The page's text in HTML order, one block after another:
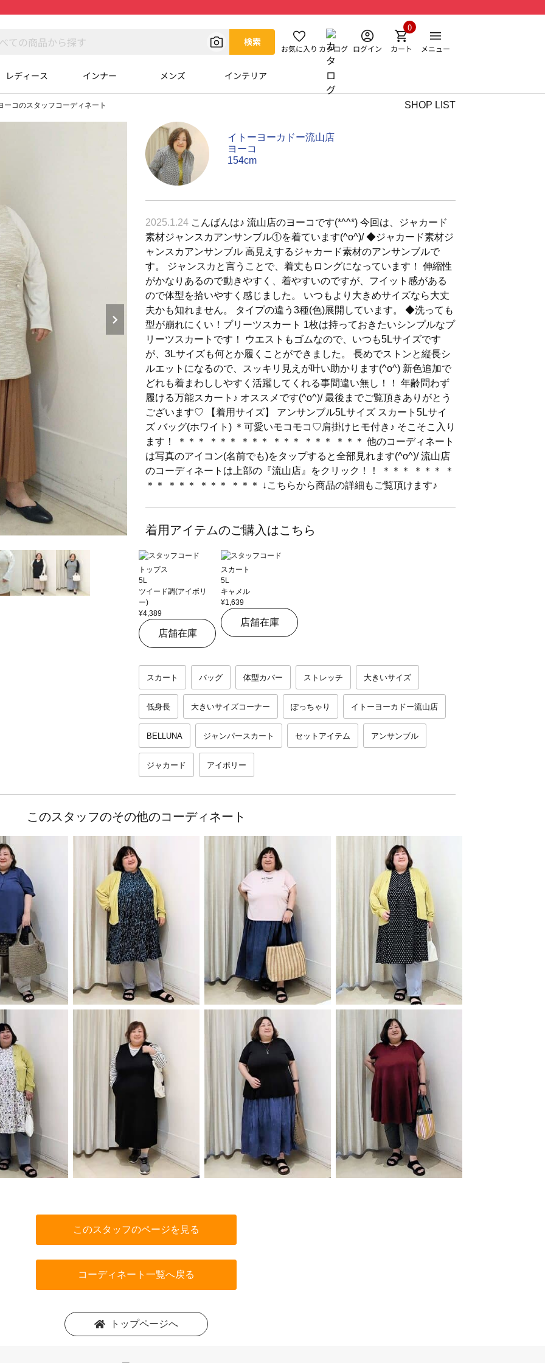
検索
お気に入り カタログ ログイン カート
0
メニュー
レディース インナー メンズ インテリア
ーコのスタッフコーディネート SHOP LIST
イトーヨーカドー流山店
ヨーコ
154cm
2025.1.24 こんばんは♪ 流山店のヨーコです(*^^*) 今回は、ジャカード
素材ジャンスカアンサンブル①を着ています(^o^)/ ◆ジャカード素材ジ
ャンスカアンサンブル 高見えするジャカード素材のアンサンブルで
す。 ジャンスカと言うことで、着丈もロングになっています！ 伸縮性
がかなりあるので動きやすく、着やすいのですが、フイット感がある
ので体型を拾いやすく感じました。 いつもより大きめサイズなら大丈
夫かも知れません。 タイプの違う3種(色)展開しています。 ◆洗っても
型が崩れにくい！プリーツスカート 1枚は持っておきたいシンプルなプ
リーツスカートです！ ウエストもゴムなので、いつも5Lサイズです
が、3Lサイズも何とか履くことができました。 長めでストンと縦長シ
ルエットになるので、スッキリ見えが叶い助かります(^o^) 新色追加で
どれも着まわししやすく活躍してくれる事間違い無し！！ 年齢問わず
履ける万能スカート♪ オススメです(^o^)/ 最後までご覧頂きありがとう
ございます♡ 【着用サイズ】 アンサンブル5Lサイズ スカート5Lサイ
ズ バッグ(ホワイト) ＊可愛いモコモコ♡肩掛けヒモ付き♪ そこそこ入り
ます！ ＊＊＊ ＊＊＊ ＊＊＊ ＊＊＊ ＊＊＊ ＊＊＊ 他のコーディネート
は写真のアイコン(名前でも)をタップすると全部見れます(^o^)/ 流山店
のコーディネートは上部の『流山店』をクリック！！ ＊＊＊ ＊＊＊ ＊
＊＊ ＊＊＊ ＊＊＊ ＊＊＊ ↓こちらから商品の詳細もご覧頂けます♪
着用アイテムのご購入はこちら
トップス
5L
ツイード調(アイボリ
ー)
¥4,389
店舗在庫
スカート
5L
キャメル
¥1,639
店舗在庫
スカート バッグ 体型カバー ストレッチ 大きいサイズ
低身長 大きいサイズコーナー ぽっちゃり イトーヨーカドー流山店
BELLUNA ジャンパースカート セットアイテム アンサンブル
ジャカード アイボリー
このスタッフのその他のコーディネート
このスタッフのページを見る
コーディネート一覧へ戻る
トップページへ